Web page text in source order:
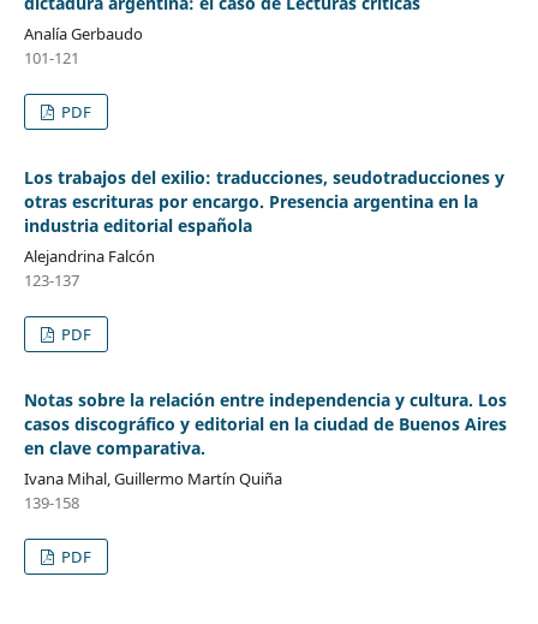
Analía Gerbaudo
101-121
PDF
Los trabajos del exilio: traducciones, seudotraducciones y
otras escrituras por encargo. Presencia argentina en la
industria editorial española
Alejandrina Falcón
123-137
PDF
Notas sobre la relación entre independencia y cultura. Los
casos discográfico y editorial en la ciudad de Buenos Aires
en clave comparativa.
Ivana Mihal, Guillermo Martín Quiña
139-158
PDF